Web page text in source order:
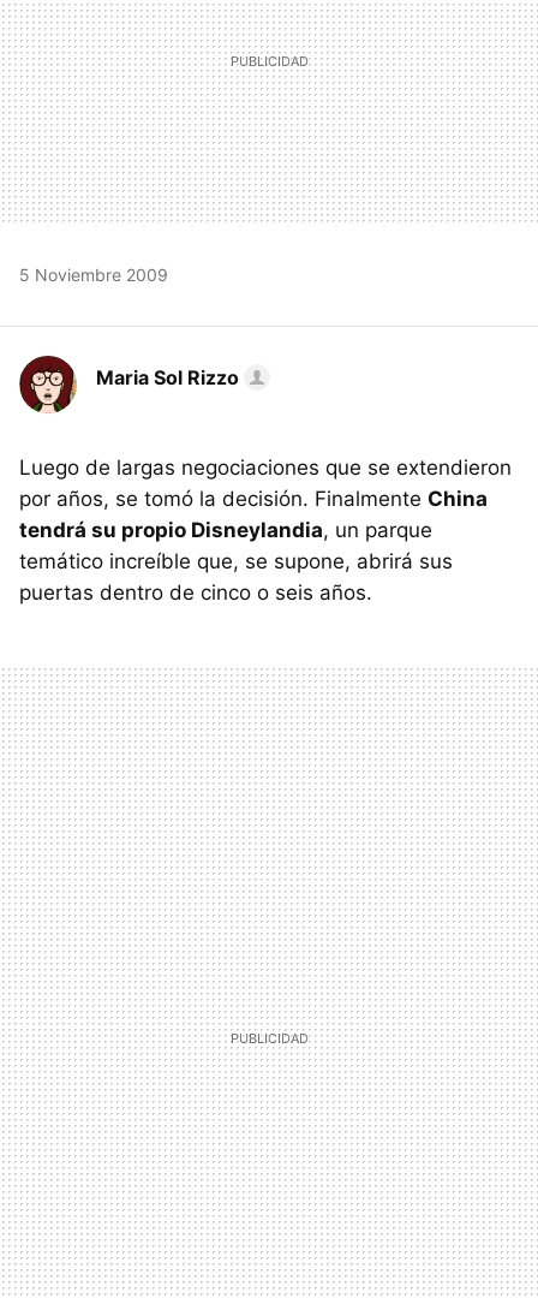
5 Noviembre 2009
Maria Sol Rizzo
Luego de largas negociaciones que se extendieron
por años, se tomó la decisión. Finalmente China
tendrá su propio Disneylandia, un parque
temático increíble que, se supone, abrirá sus
puertas dentro de cinco o seis años.